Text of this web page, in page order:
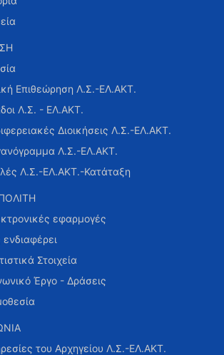
Επιθεώρηση Λ.Σ.-ΕΛ.ΑΚΤ.
Λ.Σ. - ΕΛ.ΑΚΤ.
Διοικήσεις Λ.Σ.-ΕΛ.ΑΚΤ.
Λ.Σ.-ΕΛ.ΑΚΤ.
Λ.Σ.-ΕΛ.ΑΚΤ.-Κατάταξη
εφαρμογές
Στοιχεία
Έργο - Δράσεις
του Αρχηγείου Λ.Σ.-ΕΛ.ΑΚΤ.